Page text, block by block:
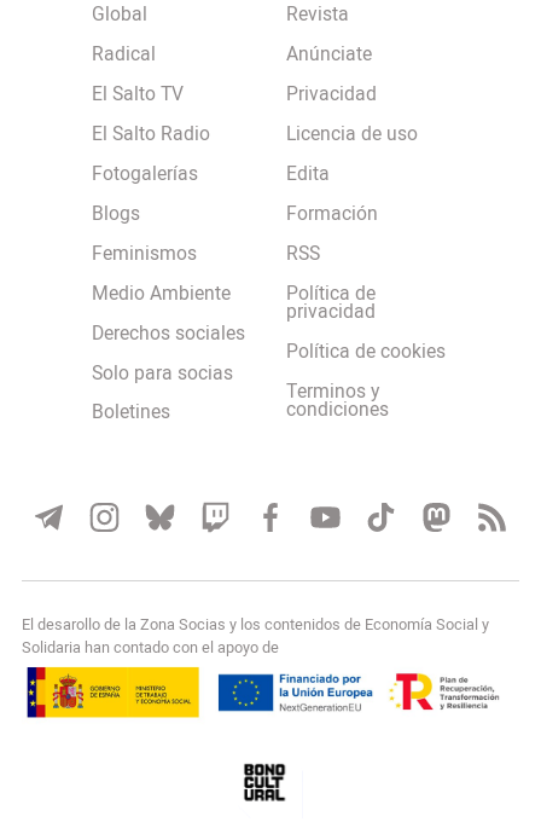
Global
Radical
El Salto TV
El Salto Radio
Fotogalerías
Blogs
Feminismos
Medio Ambiente
Derechos sociales
Solo para socias
Boletines
Revista
Anúnciate
Privacidad
Licencia de uso
Edita
Formación
RSS
Política de
privacidad
Política de cookies
Terminos y
condiciones
El desarollo de la Zona Socias y los contenidos de Economía Social y
Solidaria han contado con el apoyo de